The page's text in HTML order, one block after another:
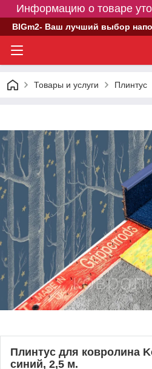
Информацию о товаре
BIGm2- Ваш лучший выбор
Товары и услуги Плинтус
Плинтус для ковролина
синий, 2,5 м.